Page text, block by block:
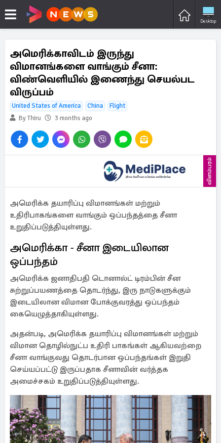
Desktop
அமெரிக்காவிடம் இருந்து
விமானங்களை வாங்கும் சீனா:
விண்வெளியில் இணைந்து செயல்பட
விருப்பம்
United States of America China
Flight
By Thiru
3 months ago
விளம்பரம்
அமெரிக்க தயாரிப்பு விமானங்கள் மற்றும்
உதிரிபாகங்களை வாங்கும் ஒப்பந்தத்தை சீனா
உறுதிப்படுத்தியுள்ளது.
அமெரிக்கா - சீனா இடையிலான
ஒப்பந்தம்
அமெரிக்க ஜனாதிபதி டொனால்ட் டிரம்பின் சீன
சுற்றுப்பயணத்தை தொடர்ந்து, இரு நாடுகளுக்கும்
இடையிலான விமான போக்குவரத்து ஒப்பந்தம்
கையெழுத்தாகியுள்ளது.
அதன்படி, அமெரிக்க தயாரிப்பு விமானங்கள் மற்றும்
விமான தொழில்நுட்ப உதிரி பாகங்கள் ஆகியவற்றை
சீனா வாங்குவது தொடர்பான ஒப்பந்தங்கள் இறுதி
செய்யப்பட்டு இருப்பதாக சீனாவின் வர்த்தக
அமைச்சகம் உறுதிப்படுத்தியுள்ளது.